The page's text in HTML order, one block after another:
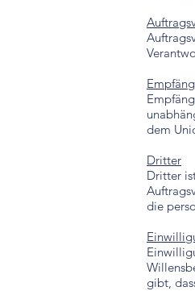
dem
Dritter
Dritter
die
gibt,